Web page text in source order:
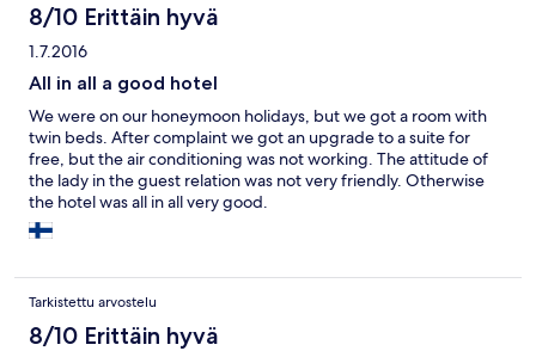
8/10 Erittäin hyvä
1.7.2016
All in all a good hotel
We were on our honeymoon holidays, but we got a room with
twin beds. After complaint we got an upgrade to a suite for
free, but the air conditioning was not working. The attitude of
the lady in the guest relation was not very friendly. Otherwise
the hotel was all in all very good.
Tarkistettu arvostelu
8/10 Erittäin hyvä